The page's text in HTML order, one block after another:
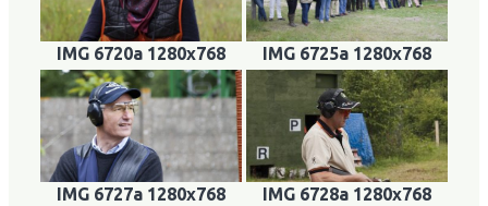
IMG 6720a 1280x768 IMG 6725a 1280x768
IMG 6727a 1280x768 IMG 6728a 1280x768